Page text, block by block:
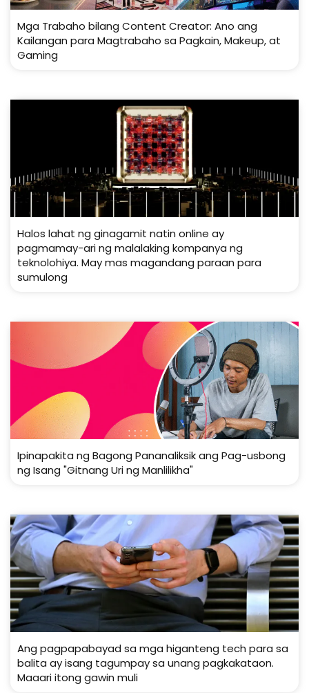
Mga Trabaho bilang Content Creator: Ano ang
Kailangan para Magtrabaho sa Pagkain, Makeup, at
Gaming
Halos lahat ng ginagamit natin online ay
pagmamay-ari ng malalaking kompanya ng
teknolohiya. May mas magandang paraan para
sumulong
Ipinapakita ng Bagong Pananaliksik ang Pag-usbong
ng Isang "Gitnang Uri ng Manlilikha"
Ang pagpapabayad sa mga higanteng tech para sa
balita ay isang tagumpay sa unang pagkakataon.
Maaari itong gawin muli